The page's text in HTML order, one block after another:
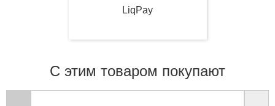
LiqPay
С этим товаром покупают